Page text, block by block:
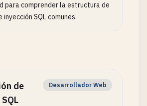
para comprender la estructura de
SQL comunes.
de
Desarrollador Web